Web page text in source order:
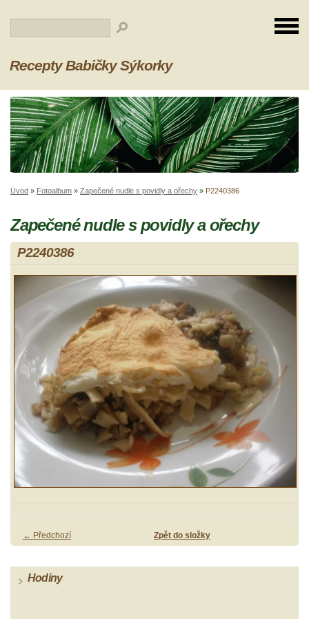
Recepty Babičky Sýkorky
Úvod » Fotoalbum » Zapečené nudle s povidly a ořechy » P2240386
Zapečené nudle s povidly a ořechy
P2240386
← Předchozí Zpět do složky
Hodiny